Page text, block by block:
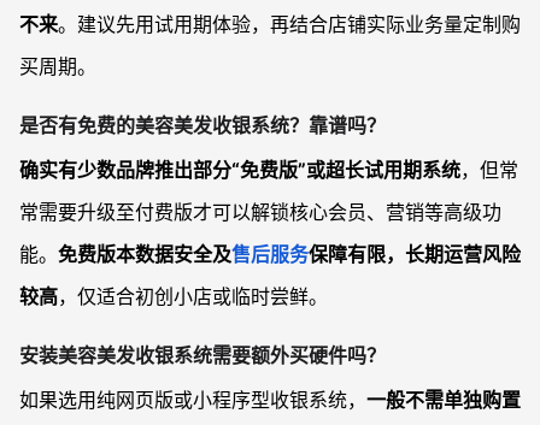
不来。建议先用试用期体验，再结合店铺实际业务量定制购
买周期。
是否有免费的美容美发收银系统？靠谱吗？
确实有少数品牌推出部分“免费版”或超长试用期系统，但常
常需要升级至付费版才可以解锁核心会员、营销等高级功
能。 免费版本数据安全及售后服务保障有限，长期运营风险
较高，仅适合初创小店或临时尝鲜。
安装美容美发收银系统需要额外买硬件吗？
如果选用纯网页版或小程序型收银系统， 一般不需单独购置